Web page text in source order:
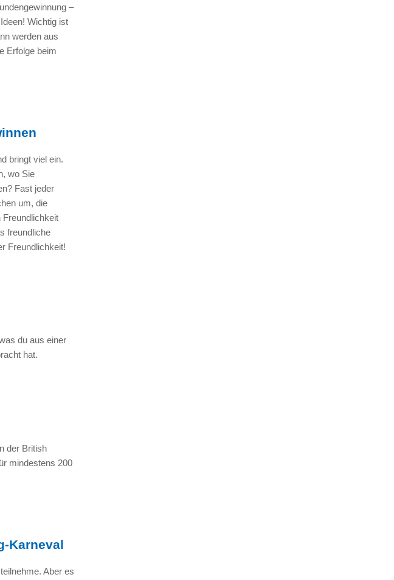
–
Wichtig ist
werden aus
Erfolge beim
bringt viel ein.
wo Sie
Fast jeder
um, die
Freundlichkeit
freundliche
Freundlichkeit!
du aus einer
hat.
der British
mindestens 200
Karneval
Aber es